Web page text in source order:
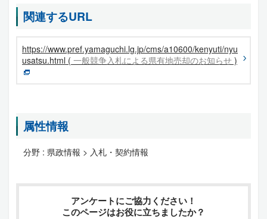
関連するURL
https://www.pref.yamaguchi.lg.jp/cms/a10600/kenyuti/nyu
usatsu.html ( 一般競争入札による県有地売却のお知らせ )
属性情報
分野 : 県政情報 > 入札・契約情報
アンケートにご協力ください！
このページはお役に立ちましたか？